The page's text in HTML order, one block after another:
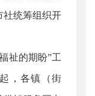
社统筹组织开
祉的期盼”工
，各镇（街